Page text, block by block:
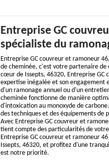
Entreprise GC
spécialiste du
Entreprise GC couvreur et ramoneur
de cheminée, c'est votre partenaire de
cœur de Issepts, 46320, Entreprise GC
expertise inégalée et son engagement
d'un ramonage annuel ou d'un
cheminée fonctionne de manière
d'intoxication au monoxyde de
des techniques et des équipements
Avec Entreprise GC couvreur et
tient compte des particularités de
Entreprise GC couvreur et ramoneur
Issepts, 46320, et profitez d'une
est notre priorité.